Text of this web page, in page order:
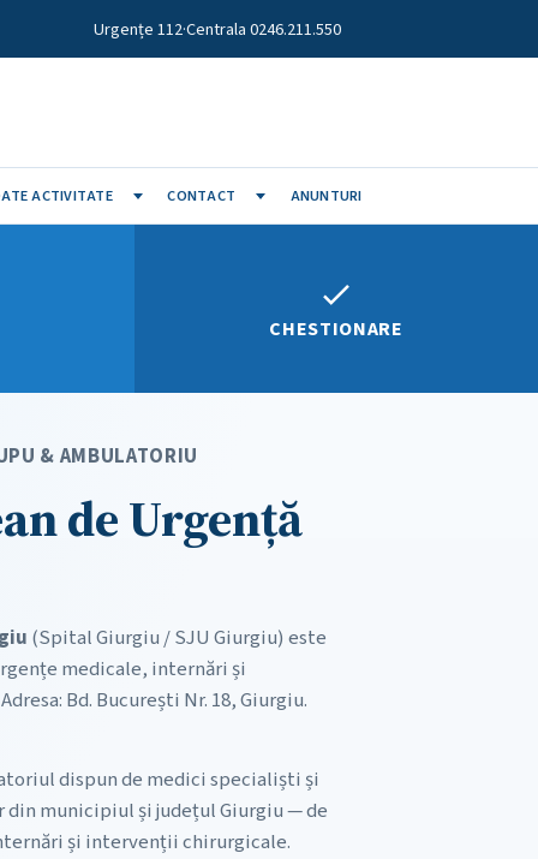
Urgențe 112·Centrala 0246.211.550
ACTIVITATE CONTACT ANUNTURI
CHESTIONARE
& AMBULATORIU
de Urgență
(Spital Giurgiu / SJU Giurgiu) este
medicale, internări și
Bd. București Nr. 18, Giurgiu.
dispun de medici specialiști și
municipiul și județul Giurgiu — de
și intervenții chirurgicale.